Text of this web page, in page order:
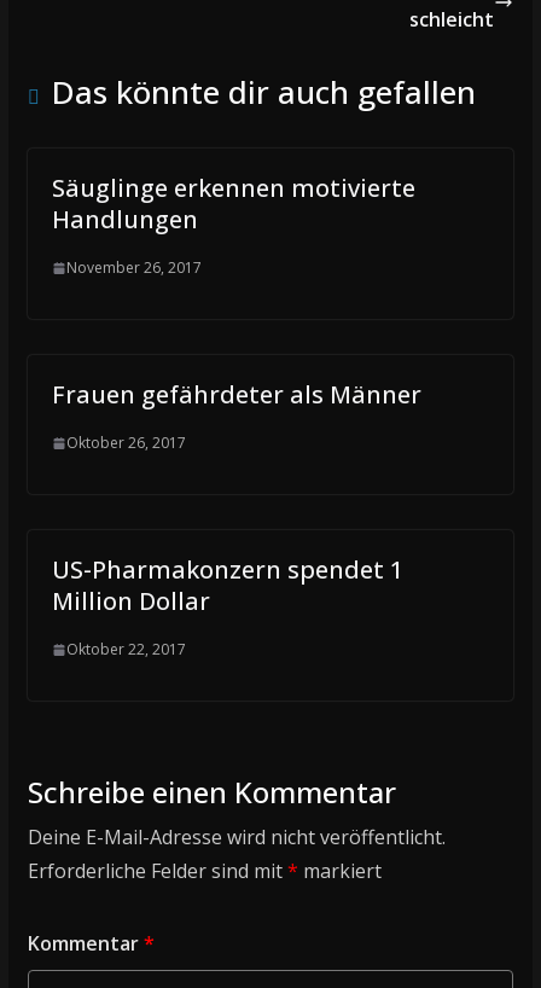
schleicht
Das könnte dir auch gefallen
Säuglinge erkennen motivierte
Handlungen
November 26, 2017
Frauen gefährdeter als Männer
Oktober 26, 2017
US-Pharmakonzern spendet 1
Million Dollar
Oktober 22, 2017
Schreibe einen Kommentar
Deine E-Mail-Adresse wird nicht veröffentlicht.
Erforderliche Felder sind mit* markiert
Kommentar*